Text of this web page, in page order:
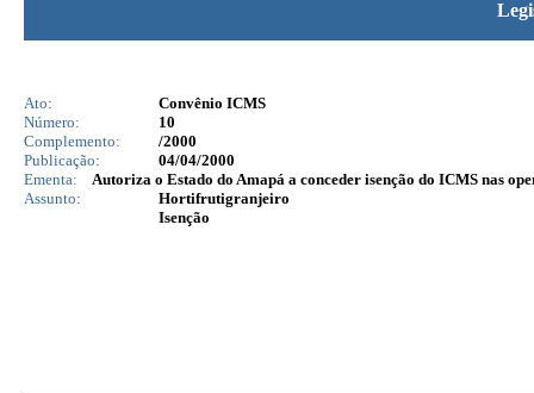
Ato:
Convênio ICMS
Número:
10
Complemento:
/2000
Publicação:
04/04/2000
Ementa:
Autoriza o Estado do Amapá a conceder isenção do ICMS nas
Assunto:
Hortifrutigranjeiro
Isenção